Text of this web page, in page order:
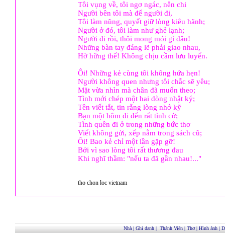
Tôi vụng về, tôi ngơ ngác, nên chi
Người bên tôi mà để người đi,
Tôi làm nũng, quyết giữ lòng kiêu hãnh;
Người ở đó, tôi làm như ghẻ lạnh;
Người đi rồi, thôi mong mỏi gì đâu!
Những bàn tay đáng lẽ phải giao nhau,
Hờ hững thế! Không chịu cầm lưu luyến.
Ôi! Những kẻ cùng tôi không hứa hẹn!
Người không quen nhưng tôi chắc sẽ yêu;
Mặt vừa nhìn mà chân đã muốn theo;
Tình mới chép một hai dòng nhật ký;
Tên viết tắt, tin rằng lòng nhớ kỹ
Bạn một hôm đi đến rất tình cờ;
Tình quên đi ở trong những bức thơ
Viết không gửi, xếp nằm trong sách cũ;
Ôi! Bao kẻ chỉ một lần gặp gỡ!
Bởi vì sao lòng tôi rất thương đau
Khi nghĩ thầm: "nếu ta đã gần nhau!..."
tho chon loc vietnam
Nhà| Ghi danh| Thành Viên| Thơ| Hình ảnh|